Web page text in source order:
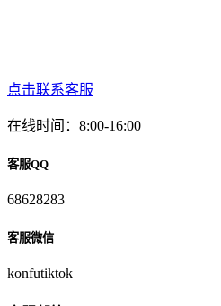
点击联系客服
在线时间：8:00-16:00
客服QQ
68628283
客服微信
konfutiktok